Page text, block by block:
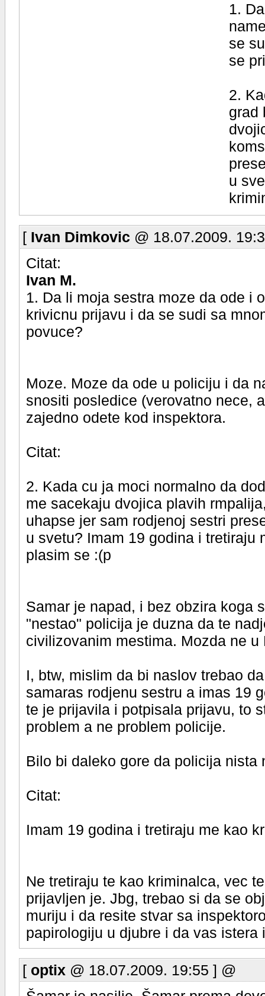
1.
se
se
2.
grad
u
[ Ivan Dimkovic @ 18.07.2009.
Citat:
Ivan M.
1. Da li moja sestra moze da ode i
krivicnu prijavu i da se sudi sa
povuce?
Moze. Moze da ode u policiju i da
snositi posledice (verovatno nece,
zajedno odete kod inspektora.
Citat:
2. Kada cu ja moci normalno da
me sacekaju dvojica plavih
uhapse jer sam rodjenoj sestri
u svetu? Imam 19 godina i tretiraju
plasim se :(p
Samar je napad, i bez obzira koga
"nestao" policija je duzna da te
civilizovanim mestima. Mozda ne u
I, btw, mislim da bi naslov trebao
samaras rodjenu sestru a imas 19
te je prijavila i potpisala prijavu, to
problem a ne problem policije.
Bilo bi daleko gore da policija
Citat:
Imam 19 godina i tretiraju me kao
Ne tretiraju te kao kriminalca, vec
prijavljen je. Jbg, trebao si da se
muriju i da resite stvar sa
papirologiju u djubre i da vas istera
[ optix @ 18.07.2009. 19:55 ] @